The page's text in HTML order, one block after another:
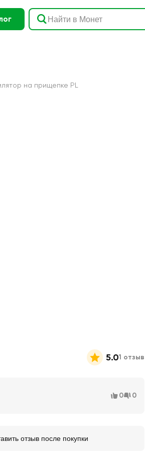
на прищепке PL
5.01 отзыв
0 0
отзыв после покупки